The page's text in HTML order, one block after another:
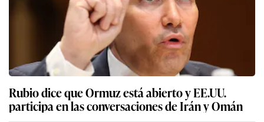
Rubio dice que Ormuz está abierto y EE.UU.
participa en las conversaciones de Irán y Omán